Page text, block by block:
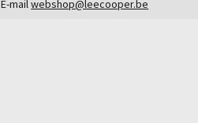
E-mailwebshop@leecooper.be